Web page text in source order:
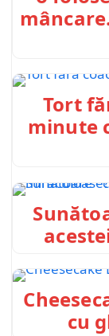
Tort
minute
cu